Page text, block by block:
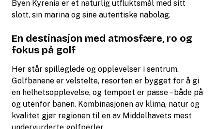
Byen Kyrenia er et naturlig utfluktsmål med sitt
slott, sin marina og sine autentiske nabolag.
En destinasjon med atmosfære, ro og
fokus på golf
Her står spilleglede og opplevelser i sentrum.
Golfbanene er velstelte, resorten er bygget for å gi
en helhetsopplevelse, og tempoet er passe – både på
og utenfor banen. Kombinasjonen av klima, natur og
kvalitet gjør regionen til en av Middelhavets mest